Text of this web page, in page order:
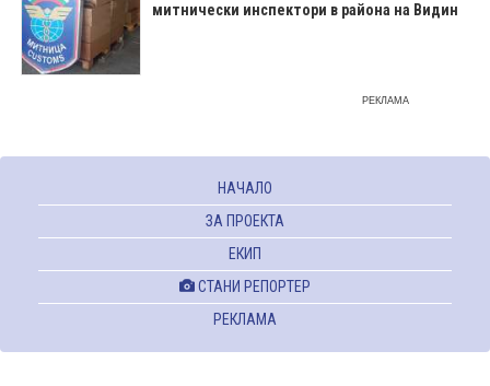
митнически инспектори в района на Видин
РЕКЛАМА
НАЧАЛО
ЗА ПРОЕКТА
ЕКИП
СТАНИ РЕПОРТЕР
РЕКЛАМА